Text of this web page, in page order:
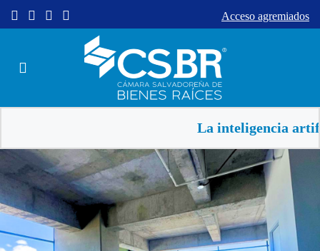
Acceso agremiados
La inteligencia artificial